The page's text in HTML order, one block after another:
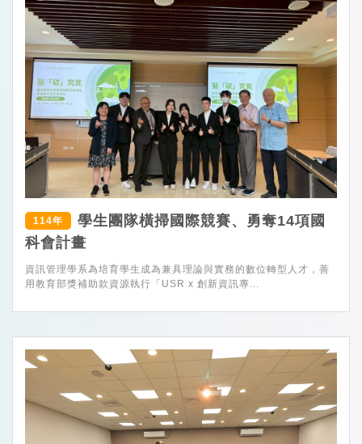
114年
學生團隊橫掃國際競賽、勇奪14項國
科會計畫
資訊管理學系為培育學生成為兼具理論與實務的數位轉型人才，善
用教育部獎補助款資源執行「USR x 創新資訊專...